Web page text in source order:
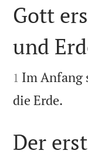

Gott
und

1 Im Anfang
die Erde.
Der